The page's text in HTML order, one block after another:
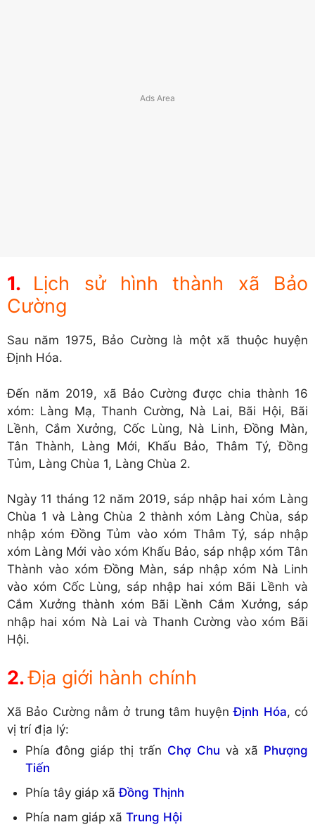
Lịch sử hình thành xã Bảo
Cường
Sau năm 1975, Bảo Cường là một xã thuộc huyện
Định Hóa.
Đến năm 2019, xã Bảo Cường được chia thành 16
xóm: Làng Mạ, Thanh Cường, Nà Lai, Bãi Hội, Bãi
Lềnh, Cắm Xưởng, Cốc Lùng, Nà Linh, Đồng Màn,
Tân Thành, Làng Mới, Khấu Bảo, Thâm Tý, Đồng
Tủm, Làng Chùa 1, Làng Chùa 2.
Ngày 11 tháng 12 năm 2019, sáp nhập hai xóm Làng
Chùa 1 và Làng Chùa 2 thành xóm Làng Chùa, sáp
nhập xóm Đồng Tủm vào xóm Thâm Tý, sáp nhập
xóm Làng Mới vào xóm Khấu Bảo, sáp nhập xóm Tân
Thành vào xóm Đồng Màn, sáp nhập xóm Nà Linh
vào xóm Cốc Lùng, sáp nhập hai xóm Bãi Lềnh và
Cắm Xưởng thành xóm Bãi Lềnh Cắm Xưởng, sáp
nhập hai xóm Nà Lai và Thanh Cường vào xóm Bãi
Hội.
Địa giới hành chính
Xã Bảo Cường nằm ở trung tâm huyệnĐịnh Hóa, có
vị trí địa lý:
Phía đông giáp thị trấn Chợ Chu và xã Phượng
Tiến
Phía tây giáp xãĐồng Thịnh
Phía nam giáp xã Trung Hội